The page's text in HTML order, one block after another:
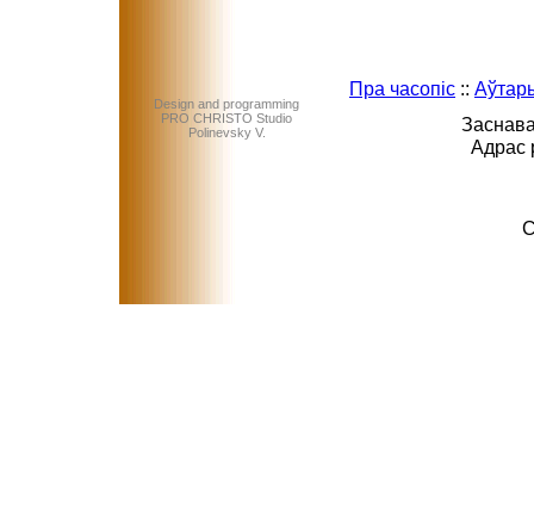
Design and programming
PRO CHRISTO Studio
Polinevsky V.
Пра часопіс ::
Адрас